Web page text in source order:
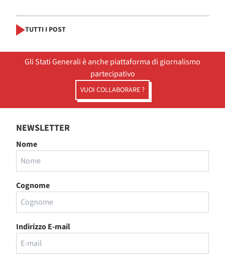
TUTTI I POST
Gli Stati Generali è anche piattaforma di giornalismo
partecipativo
VUOI COLLABORARE ?
NEWSLETTER
Nome
Cognome
Indirizzo E-mail